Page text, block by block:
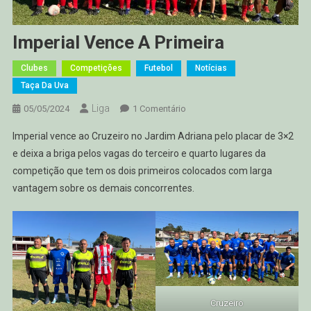
Imperial Vence A Primeira
Clubes Competições Futebol
Notícias
Taça Da Uva
05/05/2024 Liga 1 ComentárioEm
Vence
A
Primeira
Imperial vence ao Cruzeiro no Jardim Adriana pelo placar de 3×2
e deixa a briga pelos vagas do terceiro e quarto lugares da
competição que tem os dois primeiros colocados com larga
vantagem sobre os demais concorrentes.
Cruzeiro